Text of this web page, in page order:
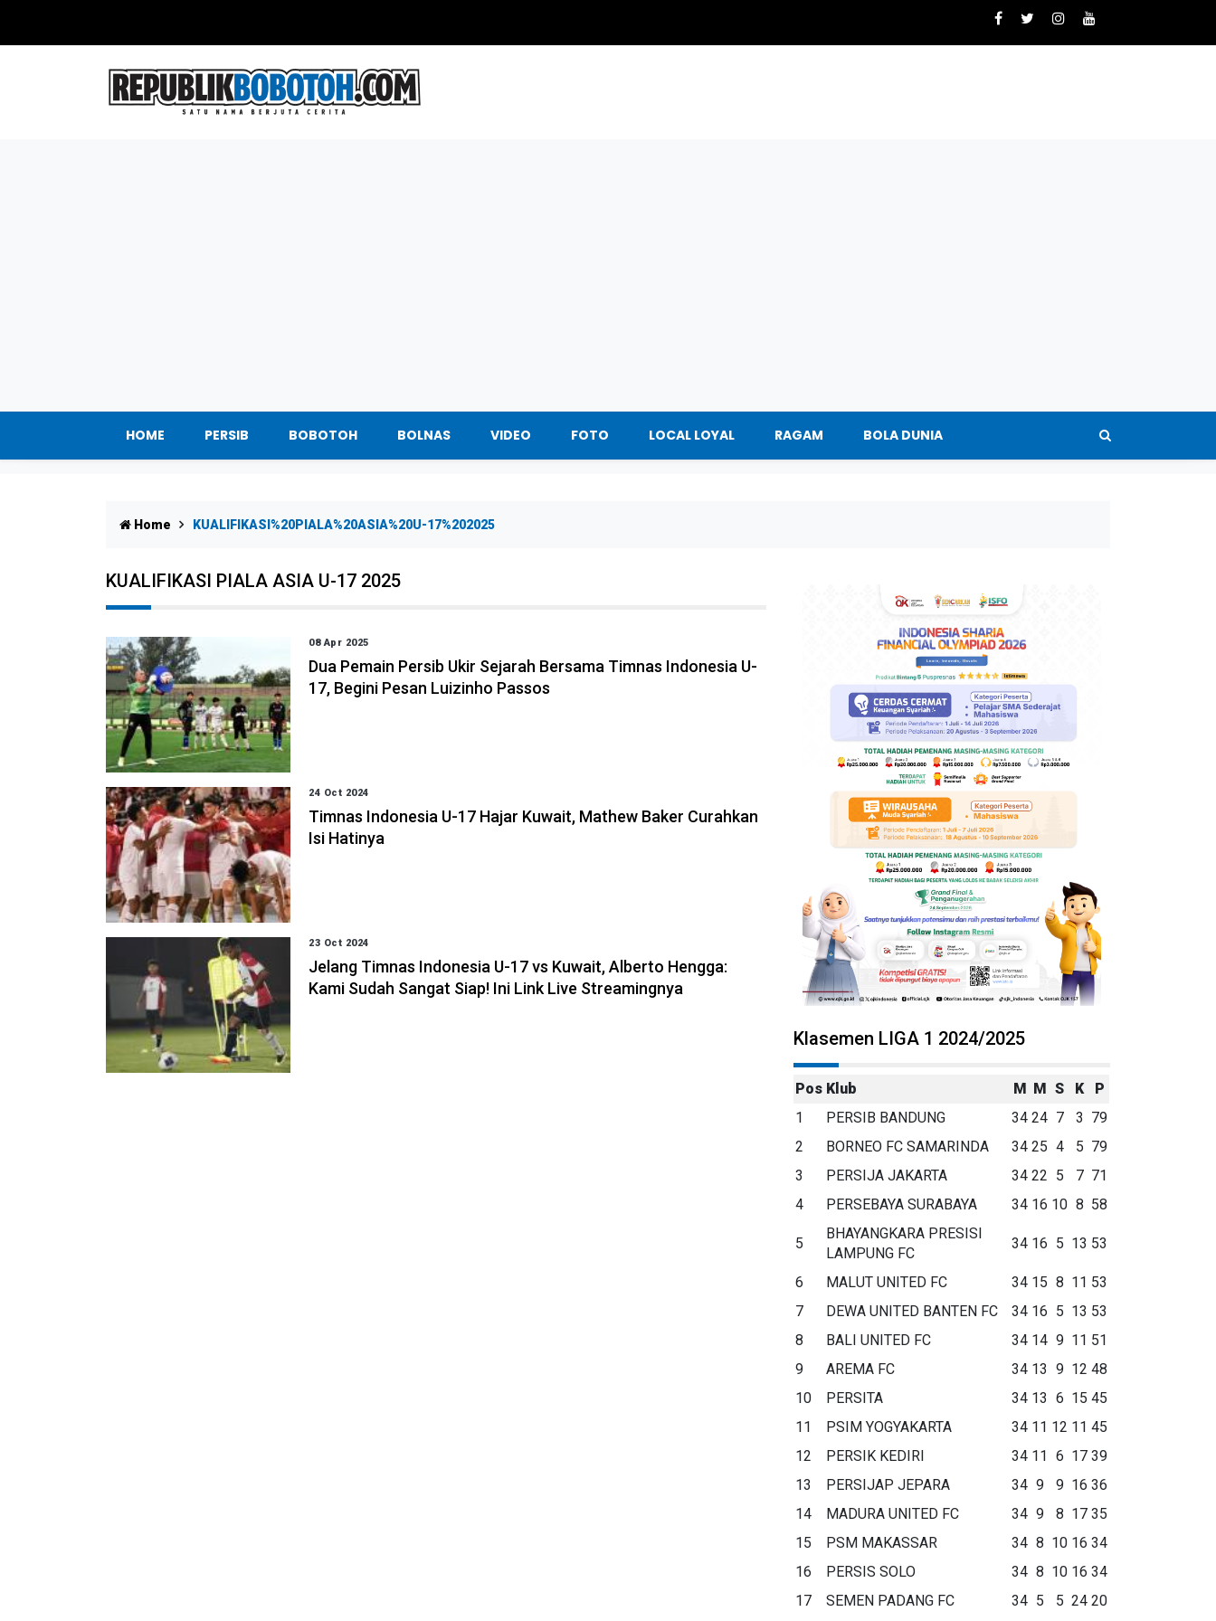
HOME PERSIB BOBOTOH BOLNAS VIDEO FOTO LOCAL LOYAL RAGAM BOLA DUNIA
Home KUALIFIKASI%20PIALA%20ASIA%20U-17%202025
KUALIFIKASI PIALA ASIA U-17 2025
08 Apr 2025
Dua Pemain Persib Ukir Sejarah Bersama Timnas Indonesia U-
17, Begini Pesan Luizinho Passos
24 Oct 2024
Timnas Indonesia U-17 Hajar Kuwait, Mathew Baker Curahkan
Isi Hatinya
23 Oct 2024
Jelang Timnas Indonesia U-17 vs Kuwait, Alberto Hengga:
Kami Sudah Sangat Siap! Ini Link Live Streamingnya
Klasemen LIGA 1 2024/2025
Pos Klub M M S K
P
1
PERSIB BANDUNG 34 24 7 3 79
2
BORNEO FC SAMARINDA 34 25 4 5 79
3
PERSIJA JAKARTA 34 22 5 7 71
4
PERSEBAYA SURABAYA 34 16 10 8 58
5
BHAYANGKARA PRESISI
LAMPUNG FC
34 16 5 13 53
6 MALUT UNITED FC 34 15 8 11 53
7
DEWA UNITED BANTEN FC 34 16 5 13 53
8
BALI UNITED FC 34 14 9 11 51
9
AREMA FC 34 13 9 12 48
10
PERSITA 34 13 6 15 45
11
PSIM YOGYAKARTA 34 11 12 11 45
12
PERSIK KEDIRI 34 11 6 17 39
13
PERSIJAP JEPARA 34 9 9 16 36
14
MADURA UNITED FC 34 9 8 17 35
15
PSM MAKASSAR 34 8 10 16 34
16
PERSIS SOLO 34 8 10 16 34
17
SEMEN PADANG FC 34 5 5 24 20